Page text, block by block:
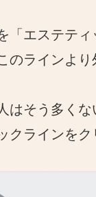
「エステティ
のラインより
はそう多く
クラインをク